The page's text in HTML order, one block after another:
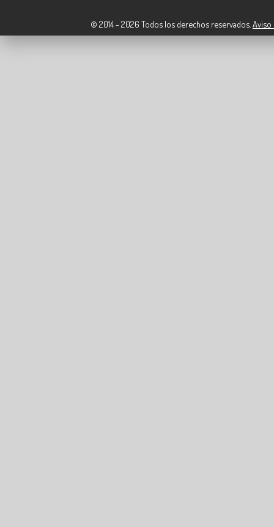
© 2014 - 2026 Todos los derechos reservados. Aviso